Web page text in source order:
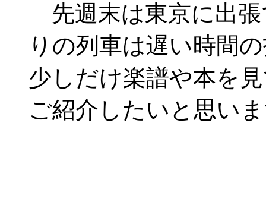
先週末は東京に出
りの列車は遅い時間
少しだけ楽譜や本を
ご紹介したいと思い